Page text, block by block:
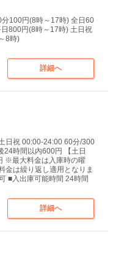
100円(8時～17時) 全日60
800円(8時～17時) 土日祝
8時)
詳細へ
日祝 00:00-24:00 60分/300
24時間以内600円 【土日
※最大料金は入庫時の曜
金は繰り返し適用となりま
■入出庫可能時間 24時間
詳細へ